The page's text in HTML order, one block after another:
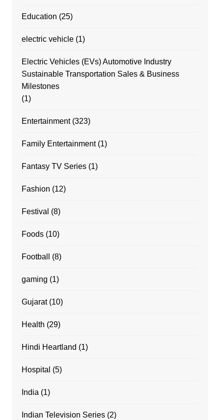
Education (25)
electric vehicle(1)
Electric Vehicles (EVs) Automotive Industry
Sustainable Transportation Sales & Business
Milestones
(1)
Entertainment(323)
Family Entertainment(1)
Fantasy TV Series(1)
Fashion (12)
Festival (8)
Foods(10)
Football (8)
gaming (1)
Gujarat(10)
Health (29)
Hindi Heartland (1)
Hospital (5)
India(1)
Indian Television Series(2)